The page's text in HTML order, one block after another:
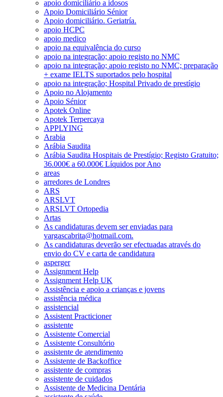
apoio domiciliário a idosos
Apoio Domiciliário Sénior
Apoio domiciliário. Geriatría.
apoio HCPC
apoio medico
apoio na equivalência do curso
apoio na integração; apoio registo no NMC
apoio na integração; apoio registo no NMC; preparação
+ exame IELTS suportados pelo hospital
apoio na integração; Hospital Privado de prestígio
Apoio no Alojamento
Apoio Sénior
Apotek Online
Apotek Terpercaya
APPLYING
Arabia
Arábia Saudita
Arábia Saudita Hospitais de Prestígio; Registo Gratuito;
36.000€ a 60.000€ Líquidos por Ano
areas
arredores de Londres
ARS
ARSLVT
ARSLVT Ortopedia
Artas
As candidaturas devem ser enviadas para
vargascabrita@hotmail.com.
As candidaturas deverão ser efectuadas através do
envio do CV e carta de candidatura
asperger
Assignment Help
Assignment Help UK
Assistência e apoio a crianças e jovens
assistência médica
assistencial
Assistent Practicioner
assistente
Assistente Comercial
Assistente Consultório
assistente de atendimento
Assistente de Backoffice
assistente de compras
assistente de cuidados
Assistente de Medicina Dentária